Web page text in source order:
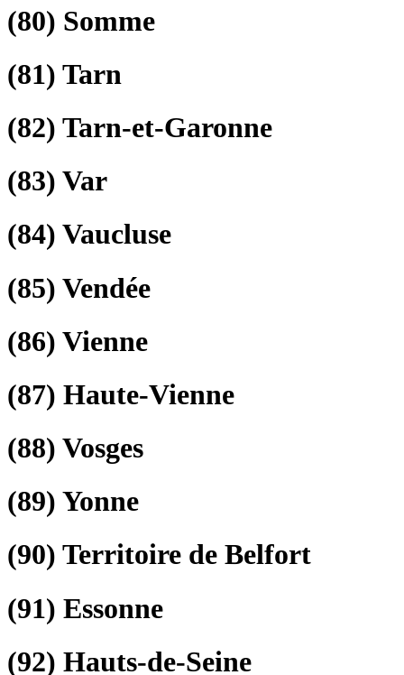
(80) Somme
(81) Tarn
(82) Tarn-et-Garonne
(83) Var
(84) Vaucluse
(85) Vendée
(86) Vienne
(87) Haute-Vienne
(88) Vosges
(89) Yonne
(90) Territoire de Belfort
(91) Essonne
(92) Hauts-de-Seine